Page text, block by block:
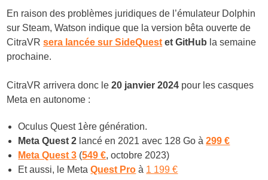
En raison des problèmes juridiques de l’émulateur Dolphin
sur Steam, Watson indique que la version bêta ouverte de
CitraVRsera lancée sur SideQuest et GitHub la semaine
prochaine.
CitraVR arrivera donc le20 janvier 2024 pour les casques
Meta en autonome :
Oculus Quest 1ère génération.
Meta Quest 2 lancé en 2021 avec 128 Go à299 €
Meta Quest 3 (549 €, octobre 2023)
Et aussi, le MetaQuest Pro à 1 199 €